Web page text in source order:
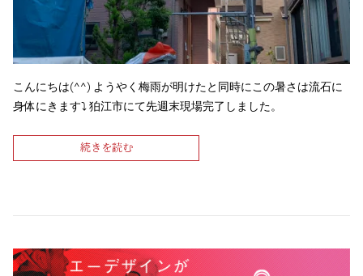
こんにちは(^^) ようやく梅雨が明けたと同時にこの暑さは流石に
身体にきます⤵︎ 狛江市にて先週末現場完了しました。
続きを読む